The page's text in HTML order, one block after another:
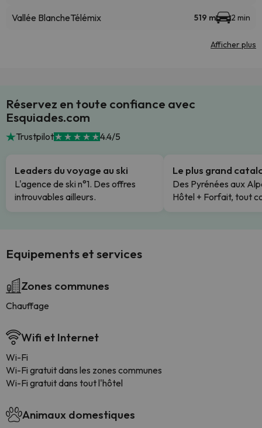
Vallée BlancheTélémix 519 m 2 min
Afficher plus
Réservez en toute confiance avec
Esquiades.com
Trustpilot 4.4/5
Leaders du voyage au ski
L'agence de ski n°1. Des offres
introuvables ailleurs.
Le plus grand
Des Pyrénées aux
Hôtel + Forfait, tout
Equipements et services
Zones communes
Chauffage
Wifi et Internet
Wi-Fi
Wi-Fi gratuit dans les zones communes
Wi-Fi gratuit dans tout l'hôtel
Animaux domestiques